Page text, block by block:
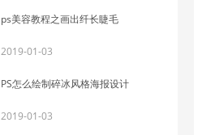
ps美容教程之画出纤长睫毛
2019-01-03
PS怎么绘制碎冰风格海报设计
2019-01-03